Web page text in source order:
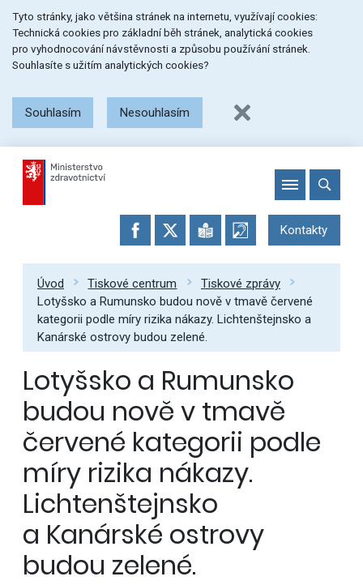
na
menu
na
obsah
na
patičku
stránky
Tyto stránky, jako většina stránek na internetu, využívají cookies:
Technická cookies pro základní běh stránek, analytická cookies
pro vyhodnocování návstěvnosti a způsobu používání stránek.
Souhlasíte s užitím analytických cookies?
Souhlasím Nesouhlasím
Kontakty
Úvod Tiskové centrum
Tiskové zprávy
Lotyšsko a Rumunsko budou nově v tmavě červené
kategorii podle míry rizika nákazy. Lichtenštejnsko a
Kanárské ostrovy budou zelené.
Lotyšsko a Rumunsko
budou nově v tmavě
červené kategorii podle
míry rizika nákazy.
Lichtenštejnsko
a Kanárské ostrovy
budou zelené.